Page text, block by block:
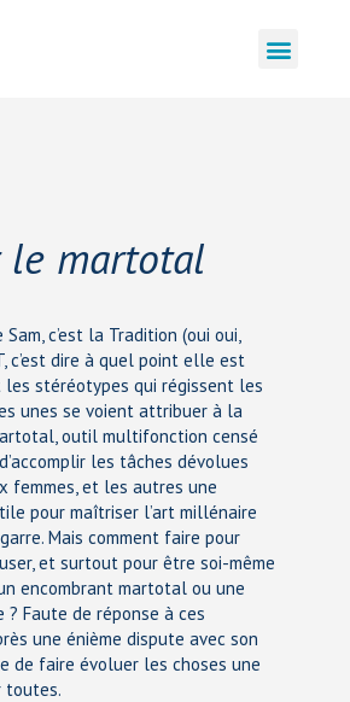
le martotal
c’est la Tradition (oui oui,
c’est dire à quel point elle est
stéréotypes qui régissent les
unes se voient attribuer à la
outil multifonction censé
les tâches dévolues
femmes, et les autres une
pour maîtriser l’art millénaire
Mais comment faire pour
et surtout pour être soi-même
encombrant martotal ou une
? Faute de réponse à ces
une énième dispute avec son
de faire évoluer les choses une
toutes.